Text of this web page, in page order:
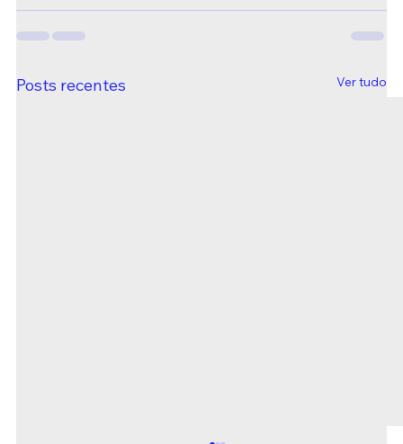
Posts recentes Ver tudo